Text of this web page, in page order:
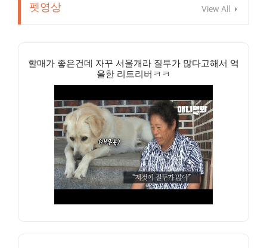
펫영상 View All
할매가 좋은건데 자꾸 서울개라 질투가 많다고해서 억
울한 리트리버ㅋㅋ